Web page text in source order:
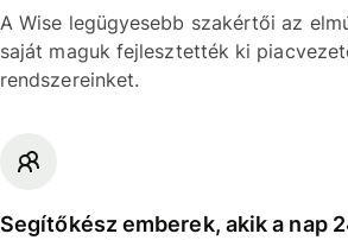
A Wise legügyesebb szakértői az
saját maguk fejlesztették ki
rendszereinket.
Segítőkész emberek, akik a nap